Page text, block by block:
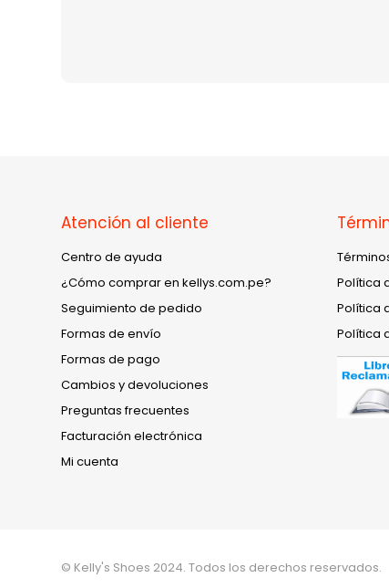
Atención al cliente
Centro de ayuda
¿Cómo comprar en kellys.com.pe?
Seguimiento de pedido
Formas de envío
Formas de pago
Cambios y devoluciones
Preguntas frecuentes
Facturación electrónica
Mi cuenta
Política
Política
Política
© Kelly's Shoes 2024. Todos los derechos reservados.